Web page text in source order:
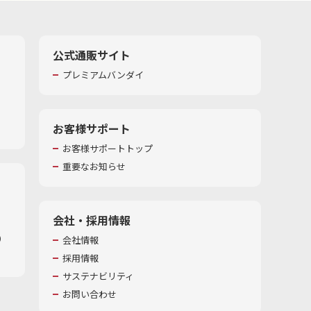
公式通販サイト
プレミアムバンダイ
お客様サポート
お客様サポートトップ
重要なお知らせ
会社・採用情報
会社情報
採用情報
サステナビリティ
お問い合わせ